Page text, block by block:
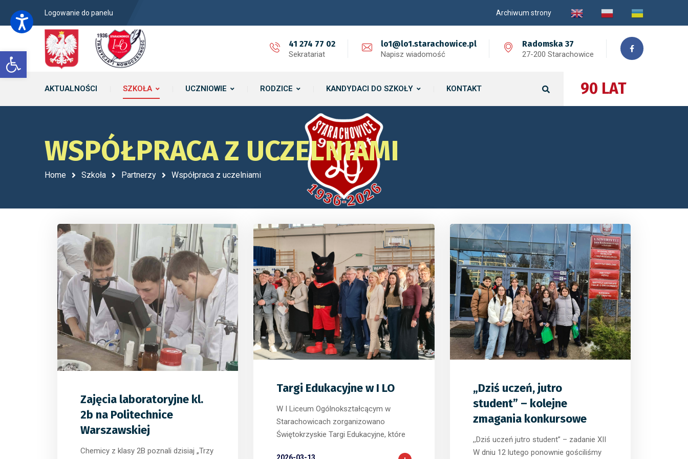
Open toolbar
Logowanie do panelu Archiwum strony
41 274 77 02
Sekratariat
lo1@lo1.starachowice.pl
Napisz wiadomość
Radomska 37
27-200 Starachowice
90 LAT
AKTUALNOŚCI SZKOŁA UCZNIOWIE RODZICE KANDYDACI DO SZKOŁY KONTAKT
WSPÓŁPRACA Z UCZELNIAMI
Home Szkoła Partnerzy Współpraca z uczelniami
0 0
Zajęcia laboratoryjne kl.
2b na Politechnice
Warszawskiej
Chemicy z klasy 2B poznali dzisiaj „Trzy
0 0 0
Targi Edukacyjne w I LO
W I Liceum Ogólnokształcącym w
Starachowicach zorganizowano
Świętokrzyskie Targi Edukacyjne, które
0 0
„Dziś uczeń, jutro
student” – kolejne
zmagania konkursowe
,,Dziś uczeń jutro student” – zadanie XII
W dniu 12 lutego ponownie gościliśmy